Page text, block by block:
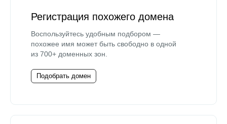
Регистрация похожего домена
Воспользуйтесь удобным подбором —
похожее имя может быть свободно в одной
из 700+ доменных зон.
Подобрать домен